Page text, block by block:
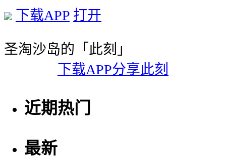
下载APP 打开
圣淘沙岛的「此刻」
下载APP分享此刻
近期热门
最新